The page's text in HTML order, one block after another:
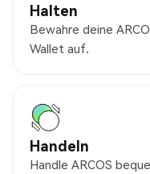
Halten
Bewahre deine
Wallet auf.
Handeln
Handle ARCOS